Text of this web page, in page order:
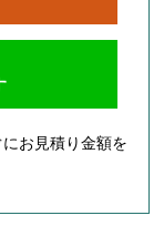
お見積り金額を